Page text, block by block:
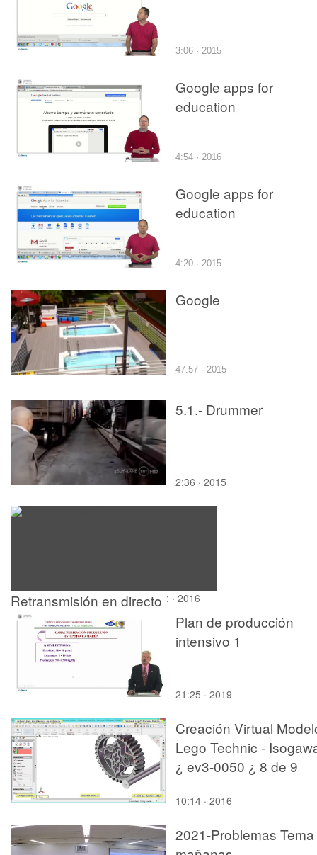
3:06 · 2015
Google apps for
education
4:54 · 2016
Google apps for
education
4:20 · 2015
Google
47:57 · 2015
5.1.- Drummer
2:36 · 2015
Retransmisión en directo
desde Nexus
: · 2016
Plan de producción
intensivo 1
21:25 · 2019
Creación Virtual
Lego Technic -
¿ ev3-0050 ¿ 8 de 9
10:14 · 2016
2021-Problemas